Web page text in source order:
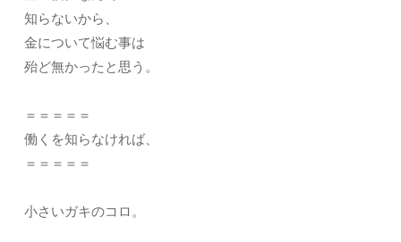
知らないから、
金について悩む事は
殆ど無かったと思う。
＝＝＝＝＝
働くを知らなければ、
＝＝＝＝＝
小さいガキのコロ。